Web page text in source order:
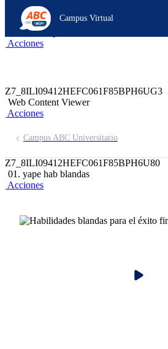
Z6_8ILI09412HEFC061F85BPH6U05
Z7_8ILI09412HEFC061F85BPH6UG1
header-campus-virtual-abc
Acciones
Campus Virtual
Z7_8ILI09412HEFC061F85BPH6UG3
Web Content Viewer
Acciones
Campus ABC Universitario
Z7_8ILI09412HEFC061F85BPH6U80
01. yape hab blandas
Acciones